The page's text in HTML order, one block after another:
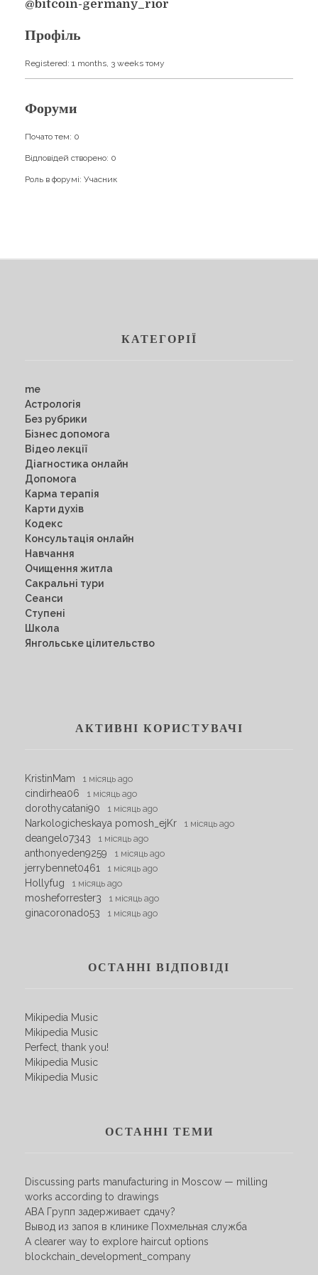
Бізнес допомога
Навчання
Карти Духів
@bitcoin-germany_rior
Профіль
Registered: 1 months, 3 weeks тому
Форуми
Почато тем: 0
Відповідей створено: 0
Роль в форумі: Учасник
КАТЕГОРІЇ
me
Астрологія
Без рубрики
Бізнес допомога
Відео лекції
Діагностика онлайн
Допомога
Карма терапія
Карти духів
Кодекс
Консультація онлайн
Навчання
Очищення житла
Сакральні тури
Сеанси
Ступені
Школа
Янгольське цілительство
АКТИВНІ КОРИСТУВАЧІ
KristinMam 1 місяць ago
cindirhea06 1 місяць ago
dorothycatani90 1 місяць ago
Narkologicheskaya pomosh_ejKr 1 місяць ago
deangelo7343 1 місяць ago
anthonyeden9259 1 місяць ago
jerrybennet0461 1 місяць ago
Hollyfug 1 місяць ago
mosheforrester3 1 місяць ago
ginacoronado53 1 місяць ago
ОСТАННІ ВІДПОВІДІ
Mikipedia Music
Mikipedia Music
Perfect, thank you!
Mikipedia Music
Mikipedia Music
ОСТАННІ ТЕМИ
Discussing parts manufacturing in Moscow — milling
works according to drawings
АВА Групп задерживает сдачу?
Вывод из запоя в клинике Похмельная служба
A clearer way to explore haircut options
blockchain_development_company